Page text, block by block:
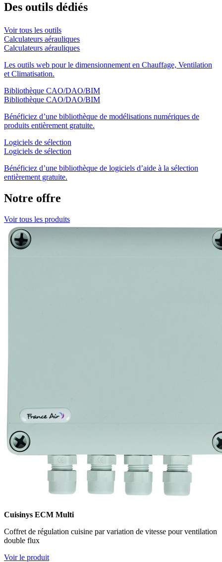
Des outils dédiés
Voir tous les outils
Calculateurs aérauliques
Calculateurs aérauliques
Les outils web pour le dimensionnement en Chauffage, Ventilation
et Climatisation.
Bibliothèque CAO/DAO/BIM
Bibliothèque CAO/DAO/BIM
Bénéficiez d’une bibliothèque de modélisations numériques de
produits entièrement gratuite.
Logiciels de sélection
Logiciels de sélection
Bénéficiez d’une bibliothèque de logiciels d’aide à la sélection
entièrement gratuite.
Notre offre
Voir tous les produits
Cuisinys ECM Multi
Coffret de régulation cuisine par variation de vitesse pour ventilation
double flux
Voir le produit